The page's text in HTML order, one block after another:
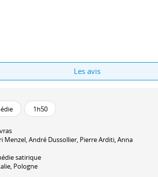
Les avis
1h50
Menzel,André Dussollier, Pierre Arditi,Anna
satirique
Pologne